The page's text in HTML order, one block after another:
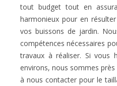
tout budget tout en
harmonieux pour en
vos buissons de jardin.
compétences nécessaires
travaux à réaliser. Si vous
environs, nous sommes près
à nous contacter pour le